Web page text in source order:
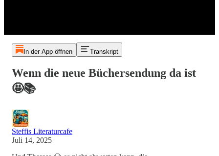
In der App öffnen Transkript
Wenn die neue Büchersendung da ist
🤩📚
Steffis Literaturcafe
Juli 14, 2025